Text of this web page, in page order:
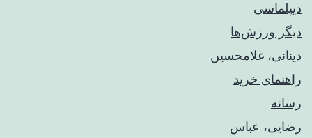
دیپلماسی
دیگر ورزش‌ها
دینانی، غلامحسین
راهنمای خريد
رسانه
رضایی، عباس